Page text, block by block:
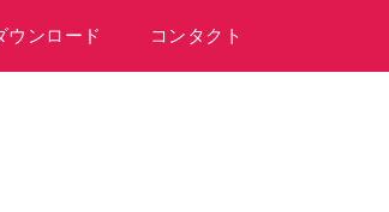
ウンロード コンタクト